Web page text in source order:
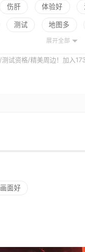
伤肝 体验好
测试 地图多
展开全部
试资格/精美周边！加入
画面好